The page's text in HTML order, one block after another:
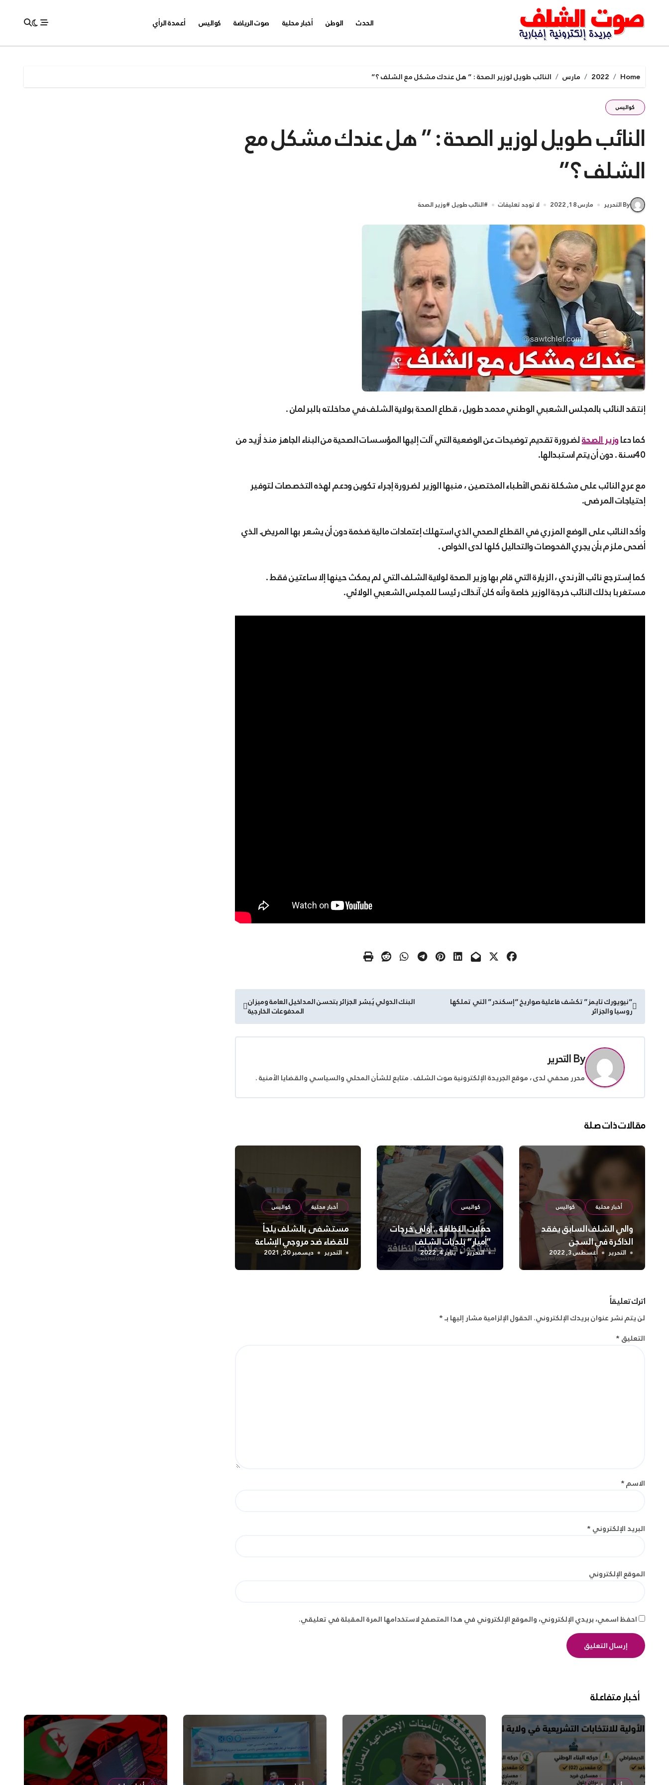
content
الحدث الوطن أخبار محلية صوت الرياضة كواليس أعمدة الرأي
Home
2022 مارس النائب طويل لوزير الصحة : ” هل عندك مشكل مع الشلف ؟”
كواليس
النائب طويل لوزير الصحة : ” هل عندك مشكل مع
الشلف ؟”
By التحرير مارس 18, 2022 لا توجد تعليقات #النائب طويل #وزير الصحة
إنتقد النائب بالمجلس الشعبي الوطني محمد طويل ، قطاع الصحة بولاية الشلف في مداخلته بالبرلمان .
كما دعاوزير الصحةلضرورة تقديم توضيحات عن الوضعية التي آلت إليها المؤسسات الصحية من البناء الجاهز منذ أزيد من
40سنة . دون أن يتم استبدالها.
مع عرج النائب على مشكلة نقص الأطباء المختصين ، منبها الوزير لضرورة إجراء تكوين ودعم لهذه التخصصات لتوفير
إحتياجات المرضى.
وأكد النائب على الوضع المزري في القطاع الصحي الذي استهلك إعتمادات مالية ضخمة دون أن يشعر بها المريض. الذي
أضحى ملزم بأن يجري الفحوصات والتحاليل كلها لدى الخواص .
كما إسترجع نائب الأرندي ، الزيارة التي قام بها وزير الصحة لولاية الشلف التي لم يمكث حينها إلا ساعتين فقط .
مستغربا بذلك النائب خرجة الوزير خاصة وأنه كان آنذاك رئيسا للمجلس الشعبي الولائي.
تصفّح
المقالات
“نيويورك تايمز” تكشف فاعلية صواريخ “إسكندر” التي تملكها
روسيا والجزائر
البنك الدولي يُبشر الجزائر بتحسن المداخيل العامة وميزان
المدفوعات الخارجية
Byالتحرير
محرر صحفي لدى ، موقع الجريدة الإلكترونية صوت الشلف . متابع للشأن المحلي والسياسي والقضايا الأمنية .
مقالات ذات صلة
أخبار محلية كواليس
والي الشلف السابق يفقد
الذاكرة في السجن
التحرير أغسطس 3, 2022
كواليس
حملات النظافة .. أولى خرجات
“أميار” بلديات الشلف
التحرير يناير 4, 2022
أخبار محلية كواليس
مستشفى بالشلف يلجأ
للقضاء ضد مروجي الإشاعة
التحرير ديسمبر 20, 2021
اترك تعليقاً
لن يتم نشر عنوان بريدك الإلكتروني.الحقول الإلزامية مشار إليها بـ*
التعليق*
الاسم*
البريد الإلكتروني*
الموقع الإلكتروني
احفظ اسمي، بريدي الإلكتروني، والموقع الإلكتروني في هذا المتصفح لاستخدامها المرة المقبلة في تعليقي.
أخبار متفاعلة